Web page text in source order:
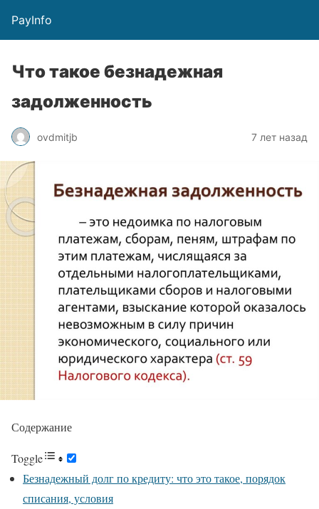
PayInfo
Что такое безнадежная
задолженность
ovdmitjb 7 лет назад
Содержание
Toggle
Безнадежный долг по кредиту: что это такое, порядок
списания, условия